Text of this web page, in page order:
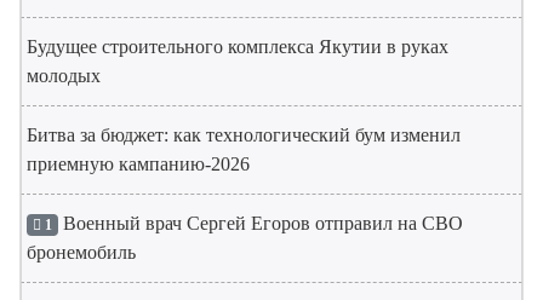
Будущее строительного комплекса Якутии в руках
молодых
Битва за бюджет: как технологический бум изменил
приемную кампанию-2026
1 Военный врач Сергей Егоров отправил на СВО
бронемобиль